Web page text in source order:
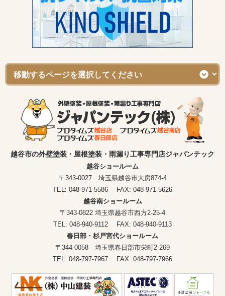
越谷市の外壁塗装・屋根塗装・雨漏り工事専門店ジャパンテック
越谷ショールーム
〒343-0027 埼玉県越谷市大房874-4
TEL: 048-971-5586 FAX: 048-971-5626
越谷南ショールーム
〒343-0822 埼玉県越谷市西方2-25-4
TEL: 048-940-9112 FAX: 048-940-9113
春日部・杉戸宮代ショールーム
〒344-0058 埼玉県春日部市栄町2-269
TEL: 048-797-7967 FAX: 048-797-7966